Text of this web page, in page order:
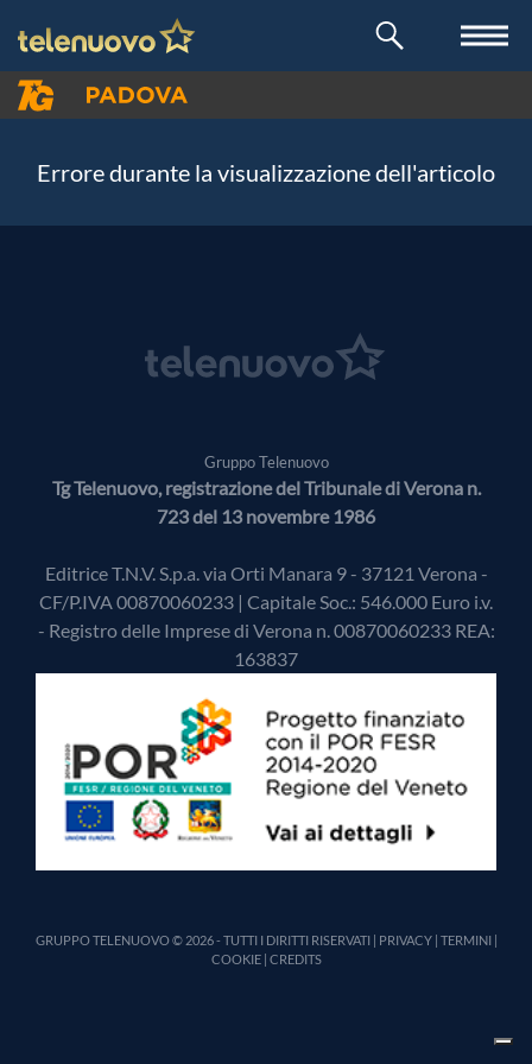
Errore durante la visualizzazione dell'articolo
Gruppo Telenuovo
Tg Telenuovo, registrazione del Tribunale di Verona n.
723 del 13 novembre 1986
Editrice T.N.V. S.p.a. via Orti Manara 9 - 37121 Verona -
CF/P.IVA 00870060233 | Capitale Soc.: 546.000 Euro i.v.
- Registro delle Imprese di Verona n. 00870060233 REA:
163837
GRUPPO TELENUOVO © 2026 - TUTTI I DIRITTI RISERVATI | PRIVACY| TERMINI|
COOKIE| CREDITS